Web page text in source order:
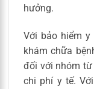
hưởng.
Với bảo hiểm
khám chữa
đối với nhóm từ
chi phí y tế.